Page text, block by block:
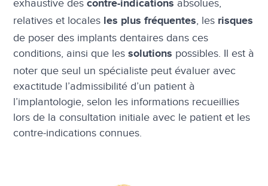
exhaustive descontre-indications absolues,
relatives et locales les plus fréquentes, les risques
de poser des implants dentaires dans ces
conditions, ainsi que lessolutions possibles. Il est à
noter que seul un spécialiste peut évaluer avec
exactitude l’admissibilité d’un patient à
l’implantologie, selon les informations recueillies
lors de la consultation initiale avec le patient et les
contre-indications connues.